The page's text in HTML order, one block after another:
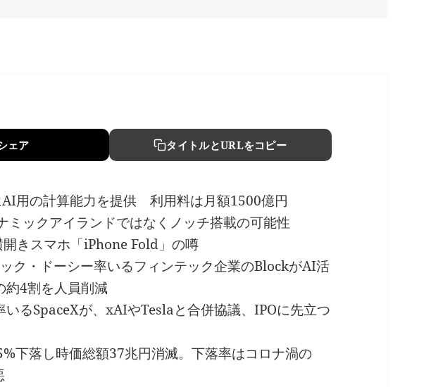
ェア タイトルとURLをコピー
AI用の計算能力を提供 利用料は月額1500億円
ミックアイランドではなくノッチ搭載の可能性
きスマホ「iPhone Fold」の噂
ク・ドーシー率いるフィンテック企業のBlockがAI活
約4割を人員削減
いるSpaceXが、xAIやTeslaと合併協議、IPOに先立つ
下落し時価総額37兆円消滅。下落率はコロナ渦の